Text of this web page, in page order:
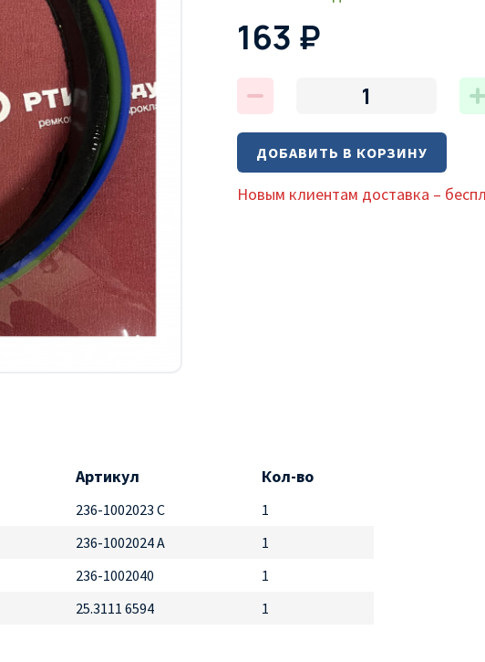
163 ₽
ДОБАВИТЬ В КОРЗИНУ
Новым клиентам доставка –
Артикул Кол-во
236-1002023 С
1
236-1002024 А
1
236-1002040
1
25.3111 6594 1